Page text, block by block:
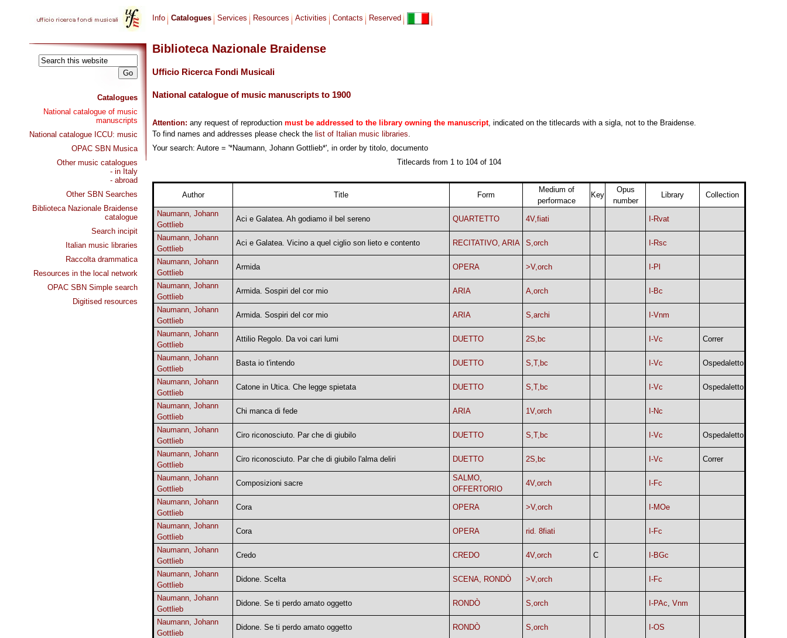
Catalogues
National catalogue of music
manuscripts
National catalogue ICCU: music
OPAC SBN Musica
Other music catalogues
- in Italy
- abroad
Other SBN Searches
Biblioteca Nazionale Braidense
catalogue
Search incipit
Italian music libraries
Raccolta drammatica
Resources in the local network
OPAC SBN Simple search
Digitised resources
Info Catalogues Services Resources Activities Contacts Reserved
Biblioteca Nazionale Braidense
Ufficio Ricerca Fondi Musicali
National catalogue of music manuscripts to 1900
Attention: any request of reproduction must be addressed to the library owning the manuscript, indicated on the titlecards with a sigla, not to the Braidense.
To find names and addresses please check the list of Italian music libraries.
Your search: Autore = '*Naumann, Johann Gottlieb*', in order by titolo, documento
Titlecards from 1 to 104 of 104
Author Title Form
Medium of
performace
Key
Opus
number
Library Collection
Naumann, Johann
Gottlieb
Aci e Galatea. Ah godiamo il bel sereno QUARTETTO 4V,fiati I-Rvat
Naumann, Johann
Gottlieb
Aci e Galatea. Vicino a quel ciglio son lieto e contento RECITATIVO, ARIA S,orch I-Rsc
Naumann, Johann
Gottlieb
Armida OPERA >V,orch I-Pl
Naumann, Johann
Gottlieb
Armida. Sospiri del cor mio ARIA A,orch I-Bc
Naumann, Johann
Gottlieb
Armida. Sospiri del cor mio ARIA S,archi I-Vnm
Naumann, Johann
Gottlieb
Attilio Regolo. Da voi cari lumi DUETTO 2S,bc I-Vc Correr
Naumann, Johann
Gottlieb
Basta io t'intendo DUETTO S,T,bc I-Vc Ospedaletto
Naumann, Johann
Gottlieb
Catone in Utica. Che legge spietata DUETTO S,T,bc I-Vc Ospedaletto
Naumann, Johann
Gottlieb
Chi manca di fede ARIA 1V,orch I-Nc
Naumann, Johann
Gottlieb
Ciro riconosciuto. Par che di giubilo DUETTO S,T,bc I-Vc Ospedaletto
Naumann, Johann
Gottlieb
Ciro riconosciuto. Par che di giubilo l'alma deliri DUETTO 2S,bc I-Vc Correr
Naumann, Johann
Gottlieb
Composizioni sacre
SALMO,
OFFERTORIO
4V,orch I-Fc
Naumann, Johann
Gottlieb
Cora OPERA >V,orch I-MOe
Naumann, Johann
Gottlieb
Cora OPERA rid. 8fiati I-Fc
Naumann, Johann
Gottlieb
Credo CREDO 4V,orch C I-BGc
Naumann, Johann
Gottlieb
Didone. Scelta SCENA, RONDÒ >V,orch I-Fc
Naumann, Johann
Gottlieb
Didone. Se ti perdo amato oggetto RONDÒ S,orch I-PAc, Vnm
Naumann, Johann
Gottlieb
Didone. Se ti perdo amato oggetto RONDÒ S,orch I-OS